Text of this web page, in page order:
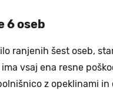
6 oseb
ranjenih šest oseb,
vsaj ena resne
z opeklinami in